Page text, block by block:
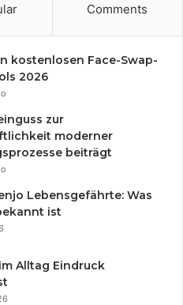
Comments
kostenlosen Face-Swap-
2026
zur
moderner
beiträgt
Lebensgefährte: Was
ist
Alltag Eindruck